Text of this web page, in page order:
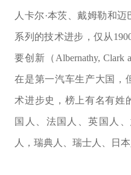
人卡尔·本茨、戴姆勒和
系列的技术进步，仅从
要创新（Albernathy, Clark
在是第一汽车生产大国，
术进步史，榜上有名有姓
国人、法国人、英国人
人，瑞典人、瑞士人、日